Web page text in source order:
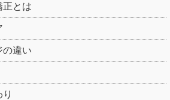
正とは
の違い